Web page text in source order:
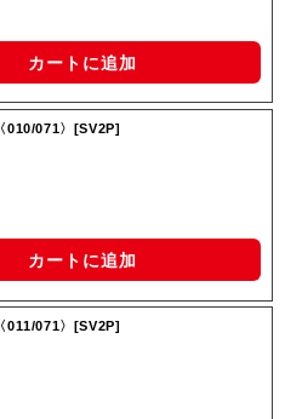
カートに追加
010/071〉[SV2P]
カートに追加
011/071〉[SV2P]